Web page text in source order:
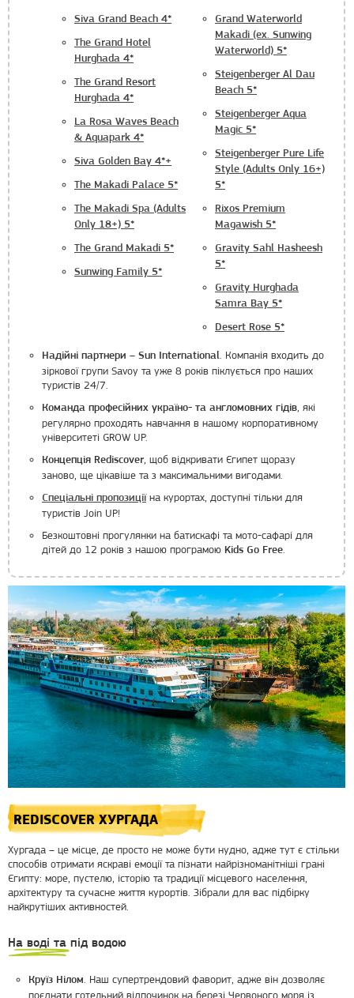
Siva Grand Beach 4*
The Grand Hotel
Hurghada 4*
The Grand Resort
Hurghada 4*
La Rosa Waves Beach
& Aquapark 4*
Siva Golden Bay 4*+
The Makadi Palace 5*
The Makadi Spa (Adults
Only 18+) 5*
The Grand Makadi 5*
Sunwing Family 5*
Grand Waterworld
Makadi (ex. Sunwing
Waterworld) 5*
Steigenberger Al Dau
Beach 5*
Steigenberger Aqua
Magic 5*
Steigenberger Pure Life
Style (Adults Only 16+)
5*
Rixos Premium
Magawish 5*
Gravity Sahl Hasheesh
5*
Gravity Hurghada
Samra Bay 5*
Desert Rose 5*
Надійні партнери – Sun International . Компанія входить до
зіркової групи Savoy та уже 8 років піклується про наших
туристів 24/7.
Команда професійних україно- та англомовних гідів , які
регулярно проходять навчання в нашому корпоративному
університеті GROW UP.
Концепція Rediscover , щоб відкривати Єгипет щоразу
заново, ще цікавіше та з максимальними вигодами.
Спеціальні пропозиціїна курортах, доступні тільки для
туристів Join UP!
Безкоштовні прогулянки на батискафі та мото-сафарі для
дітей до 12 років з нашою програмою Kids Go Free
REDISCOVER ХУРГАДА
Хургада – це місце, де просто не може бути нудно, адже тут є стільки
способів отримати яскраві емоції та пізнати найрізноманітніші грані
Єгипту: море, пустелю, історію та традиції місцевого населення,
архітектуру та сучасне життя курортів. Зібрали для вас підбірку
найкрутіших активностей.
На воді та під водою
Круїз Нілом . Наш супертрендовий фаворит, адже він дозволяє
поєднати готельний відпочинок на березі Червоного моря із